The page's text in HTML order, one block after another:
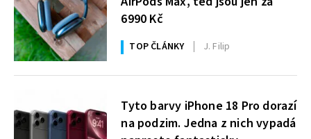
6990 Kč
TOP ČLÁNKY J. Filip
Tyto barvy iPhone 18 Pro dorazí
na podzim. Jedna z nich vypadá